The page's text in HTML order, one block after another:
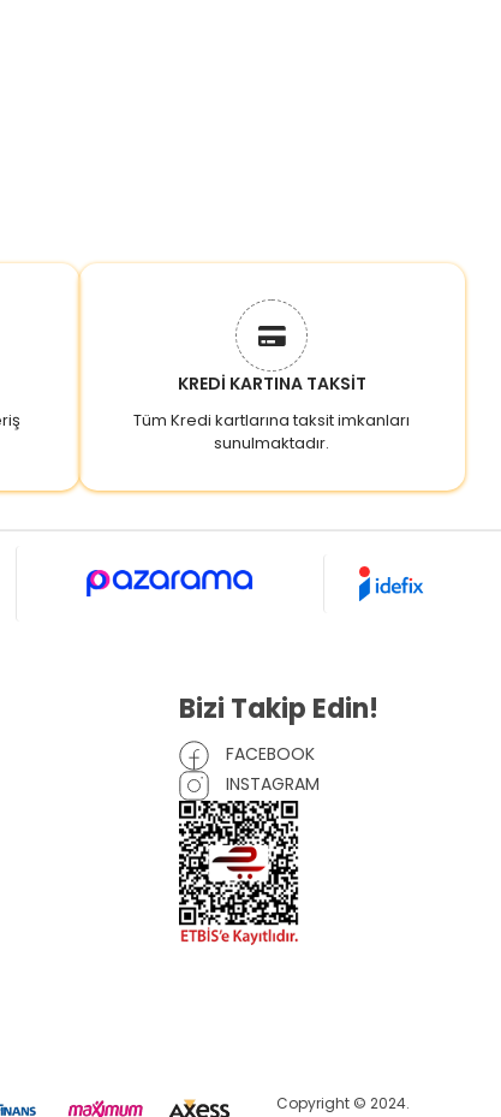
KREDİ KARTINA TAKSİT
Tüm Kredi kartlarına taksit imkanları
sunulmaktadır.
Bizi Takip Edin!
FACEBOOK
INSTAGRAM
Copyright © 2024.